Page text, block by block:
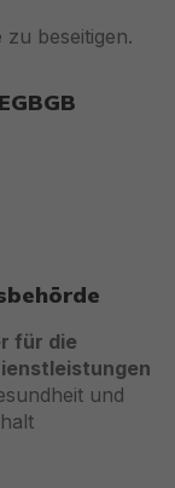
beseitigen.
für die
und